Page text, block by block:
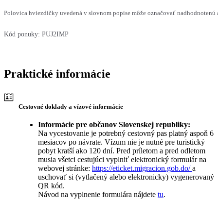
Polovica hviezdičky uvedená v slovnom popise môže označovať
Kód ponuky: PUJ2IMP
Praktické informácie
Cestovné doklady a vízové informácie
Informácie pre občanov Slovenskej republiky:
Na vycestovanie je potrebný cestovný pas platný aspoň 6
mesiacov po návrate. Vízum nie je nutné pre turistický
pobyt kratší ako 120 dní. Pred príletom a pred odletom
musia všetci cestujúci vyplniť elektronický formulár na
webovej stránke: https://eticket.migracion.gob.do/a
uschovať si (vytlačený alebo elektronicky) vygenerovaný
QR kód.
Návod na vyplnenie formulára nájdete tu.